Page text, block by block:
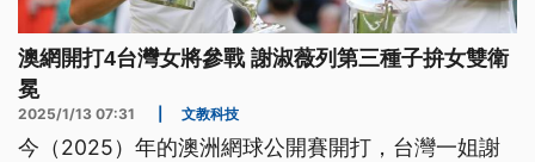
澳網開打4台灣女將參戰 謝淑薇列第三種子拚女雙衛
冕
2025/1/13 07:31 文教科技
今（2025）年的澳洲網球公開賽開打，台灣一姐謝